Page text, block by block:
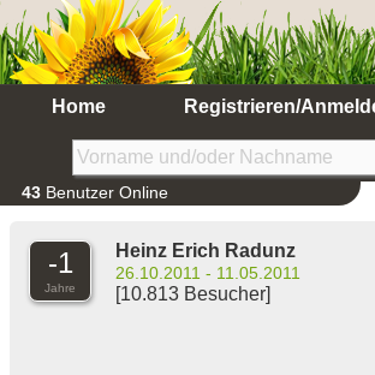
Home Registrieren/
43 Benutzer Online
-1
Jahre
Heinz Erich Radunz
26.10.2011 - 11.05.2011
[10.813 Besucher]